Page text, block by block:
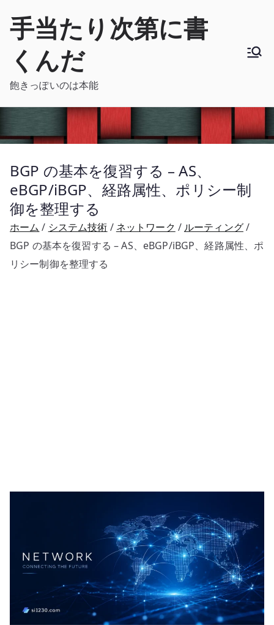
手当たり次第に書
くんだ
飽きっぽいのは本能
BGP の基本を復習する – AS、
eBGP/iBGP、経路属性、ポリシー制
御を整理する
ホーム システム技術 ネットワーク
ルーティング
BGP の基本を復習する – AS、eBGP/iBGP、経路属性、ポ
リシー制御を整理する